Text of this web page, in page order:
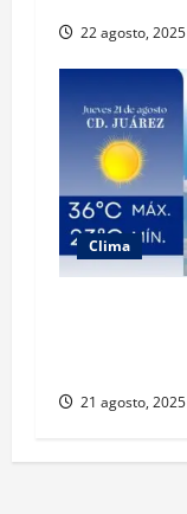
22 agosto, 2025
Clima
21 agosto, 2025